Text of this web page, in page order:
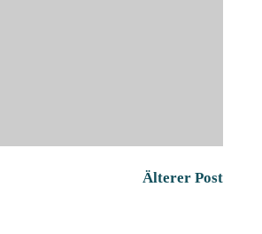
Älterer Post